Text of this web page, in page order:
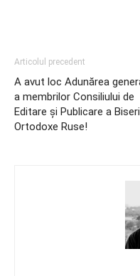
Articolul precedent
A avut loc Adunărea
a membrilor Consiliului de
Editare și Publicare a
Ortodoxe Ruse!